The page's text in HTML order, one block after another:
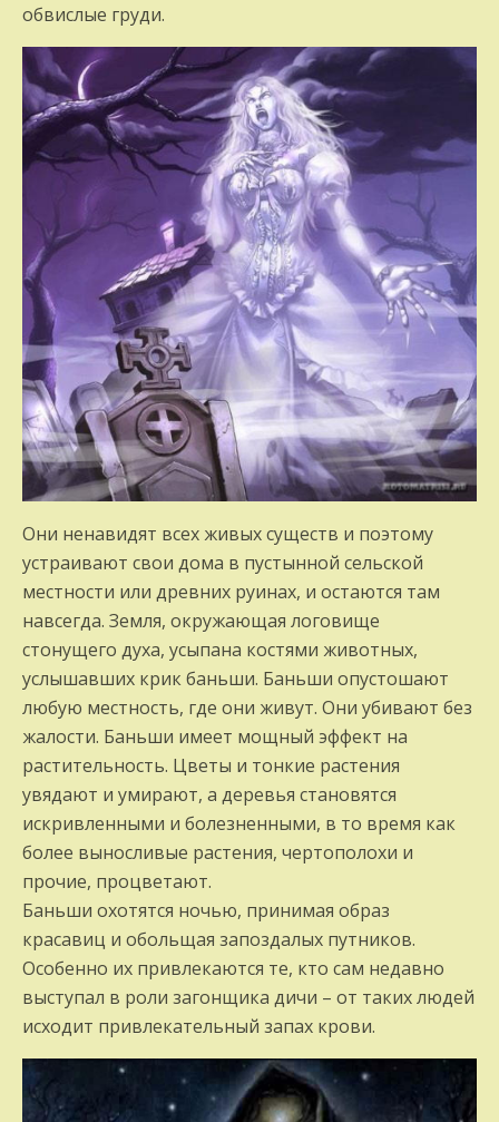
обвислые груди.
Они ненавидят всех живых существ и поэтому
устраивают свои дома в пустынной сельской
местности или древних руинах, и остаются там
навсегда. Земля, окружающая логовище
стонущего духа, усыпана костями животных,
услышавших крик баньши. Баньши опустошают
любую местность, где они живут. Они убивают без
жалости. Баньши имеет мощный эффект на
растительность. Цветы и тонкие растения
увядают и умирают, а деревья становятся
искривленными и болезненными, в то время как
более выносливые растения, чертополохи и
прочие, процветают.
Баньши охотятся ночью, принимая образ
красавиц и обольщая запоздалых путников.
Особенно их привлекаются те, кто сам недавно
выступал в роли загонщика дичи – от таких людей
исходит привлекательный запах крови.